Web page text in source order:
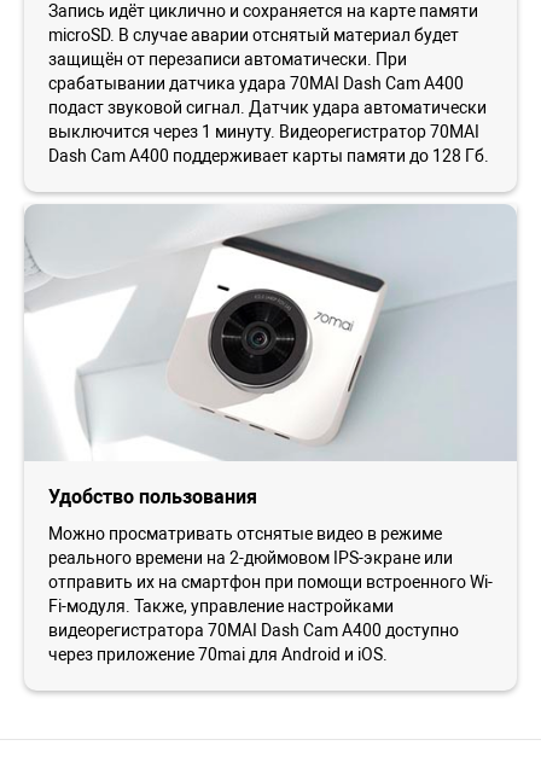
Запись идёт циклично и сохраняется на карте памяти
microSD. В случае аварии отснятый материал будет
защищён от перезаписи автоматически. При
срабатывании датчика удара 70MAI Dash Cam A400
подаст звуковой сигнал. Датчик удара автоматически
выключится через 1 минуту. Видеорегистратор 70MAI
Dash Cam A400 поддерживает карты памяти до 128 Гб.
Удобство пользования
Можно просматривать отснятые видео в режиме
реального времени на 2-дюймовом IPS-экране или
отправить их на смартфон при помощи встроенного Wi-
Fi-модуля. Также, управление настройками
видеорегистратора 70MAI Dash Cam A400 доступно
через приложение 70mai для Android и iOS.